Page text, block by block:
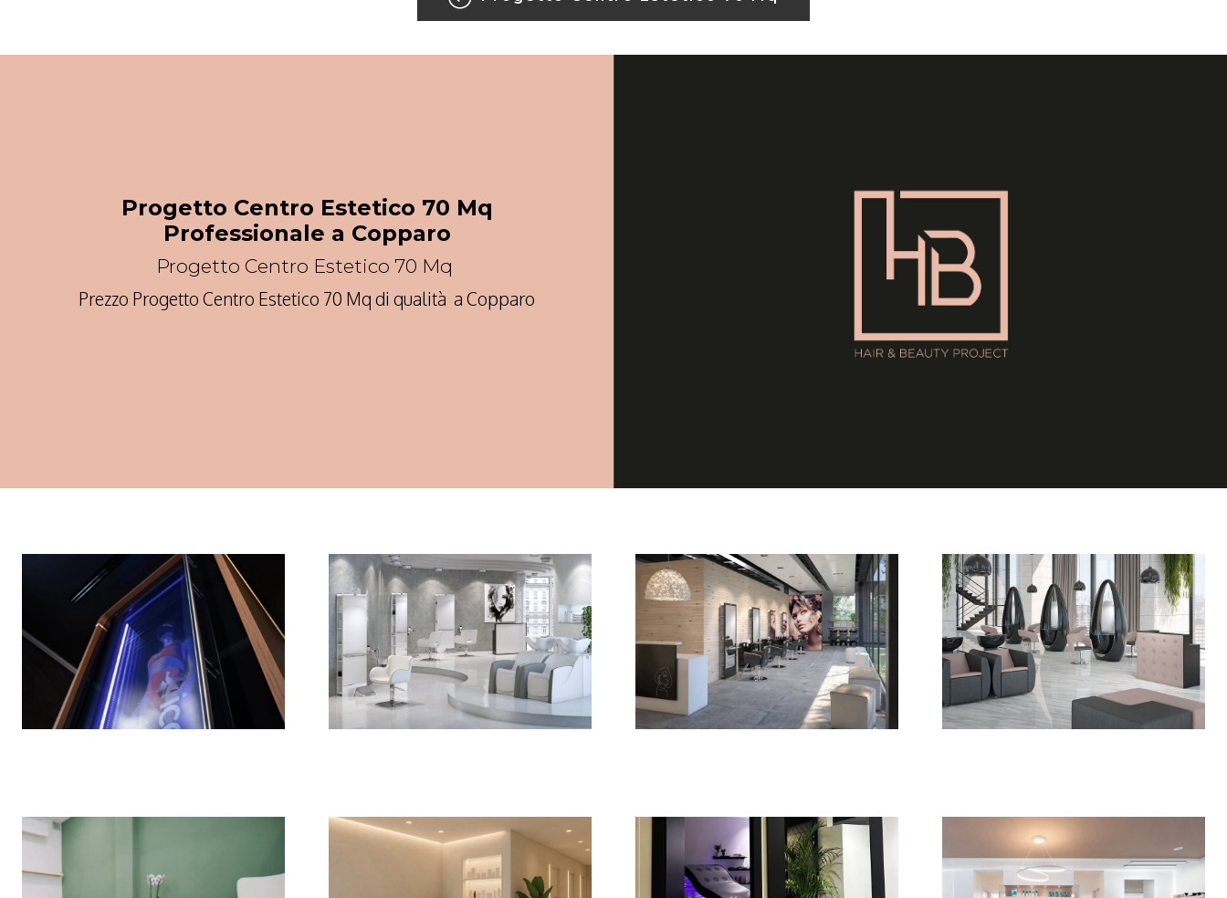
Progetto Centro Estetico 70 Mq
Professionale a Copparo
Progetto Centro Estetico 70 Mq
Prezzo Progetto Centro Estetico 70 Mq di qualità a Copparo